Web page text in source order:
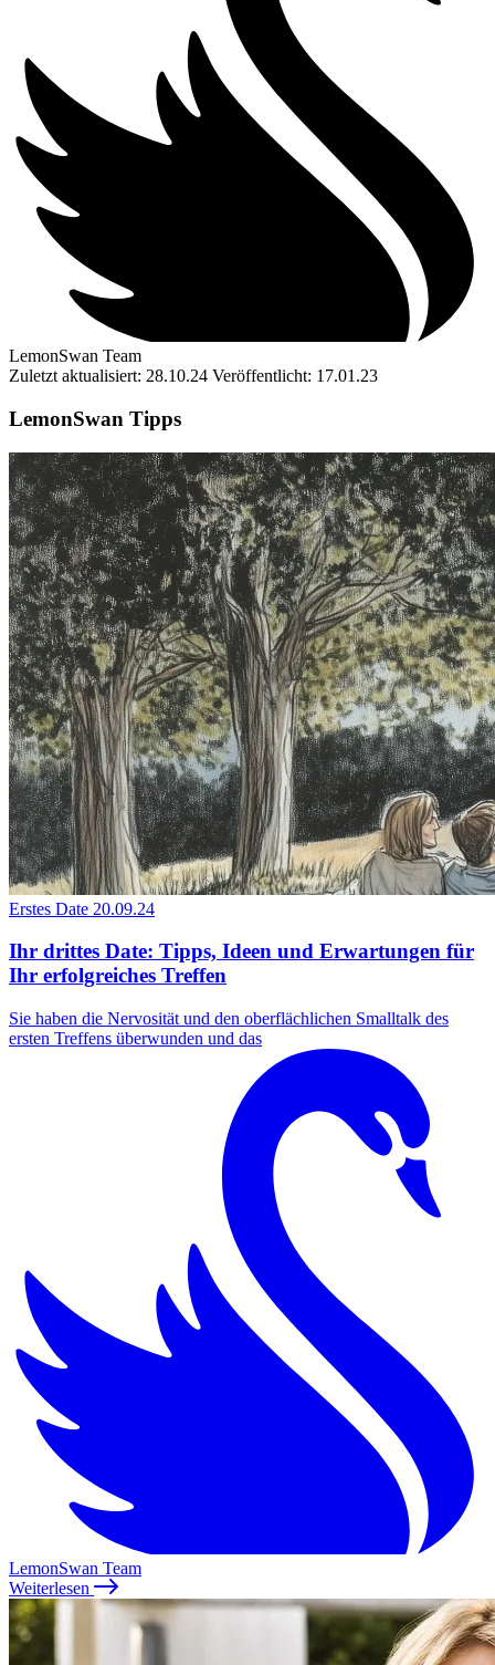
LemonSwan Team
Zuletzt aktualisiert: 28.10.24 Veröffentlicht: 17.01.23
LemonSwan Tipps
Erstes Date 20.09.24
Ihr drittes Date: Tipps, Ideen und Erwartungen für
Ihr erfolgreiches Treffen
Sie haben die Nervosität und den oberflächlichen Smalltalk des
ersten Treffens überwunden und das
LemonSwan Team
Weiterlesen